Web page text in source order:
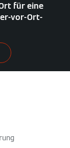
für eine
vor-Ort-